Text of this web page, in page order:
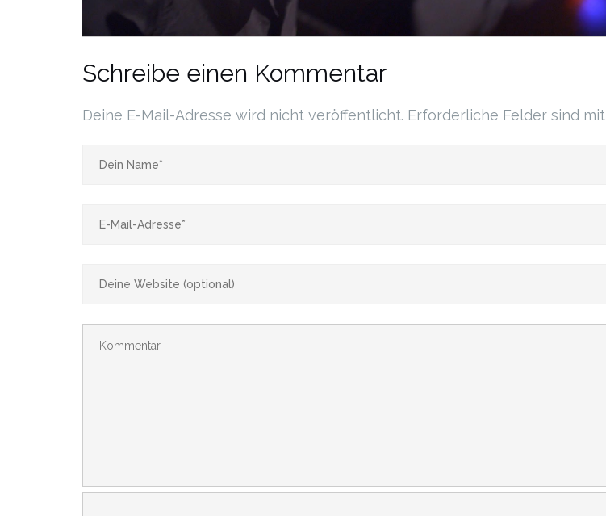
Schreibe einen Kommentar
Deine E-Mail-Adresse wird nicht veröffentlicht. Erforderliche Felder sind mit